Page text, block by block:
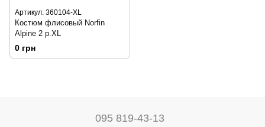
Артикул: 360104-XL
Костюм флисовый Norfin
Alpine 2 р.XL
0 грн
095 819-43-13